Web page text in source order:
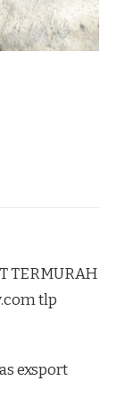
TERMURAH
tlp
exsport